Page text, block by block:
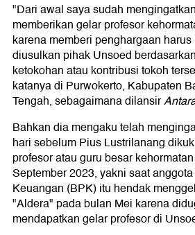
"Dari awal saya sudah
memberikan gelar profesor
karena memberi penghargaan
diusulkan pihak Unsoed
ketokohan atau kontribusi tokoh
katanya di Purwokerto, Kabupaten
Tengah, sebagaimana dilansir
Bahkan dia mengaku telah
hari sebelum Pius Lustrilanang
profesor atau guru besar
September 2023, yakni saat
Keuangan (BPK) itu hendak
"Aldera" pada bulan Mei karena
mendapatkan gelar profesor di